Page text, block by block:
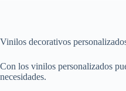
Vinilos decorativos
Con los vinilos personalizados
necesidades.